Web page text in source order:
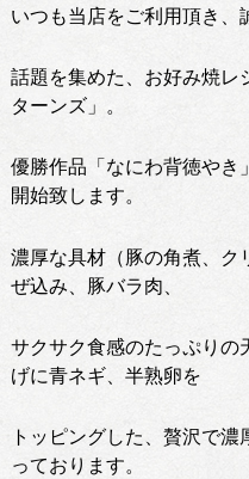
いつも当店をご利用頂き、
話題を集めた、お好み焼レ
ターンズ」。
優勝作品「なにわ背徳やき
開始致します。
濃厚な具材（豚の角煮、
ぜ込み、豚バラ肉、
サクサク食感のたっぷり
げに青ネギ、半熟卵を
トッピングした、贅沢で
っております。